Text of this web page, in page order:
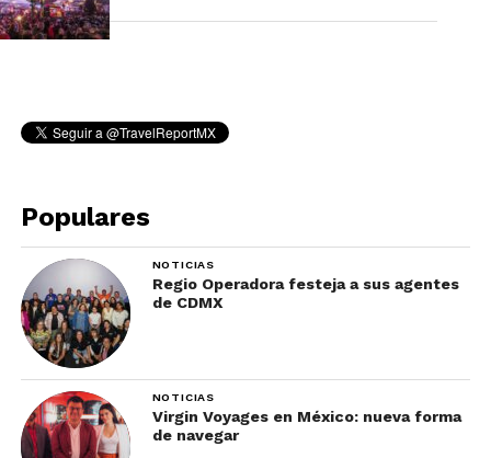
Populares
NOTICIAS
Regio Operadora festeja a sus agentes
de CDMX
NOTICIAS
Virgin Voyages en México: nueva forma
de navegar